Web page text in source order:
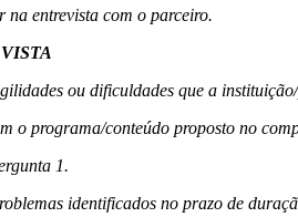
na entrevista com o parceiro.
ou dificuldades que a
o programa/conteúdo proposto no
1.
identificados no prazo de